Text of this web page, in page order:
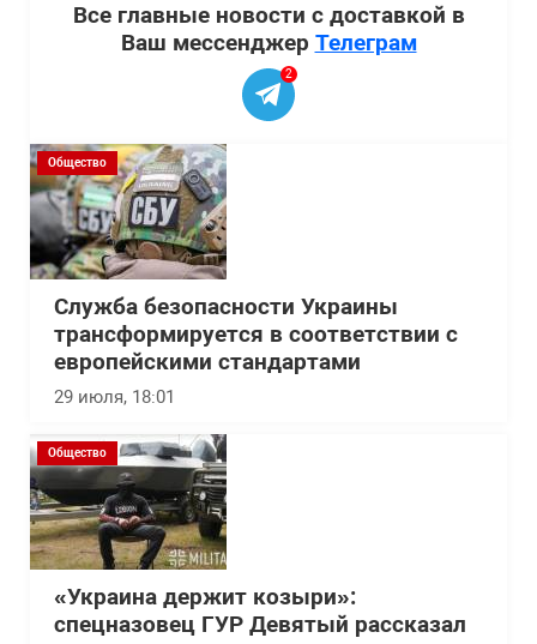
Все главные новости с доставкой в
Ваш мессенджер Телеграм
2
Общество
Служба безопасности Украины
трансформируется в соответствии с
европейскими стандартами
29 июля, 18:01
Общество
«Украина держит козыри»:
спецназовец ГУР Девятый рассказал